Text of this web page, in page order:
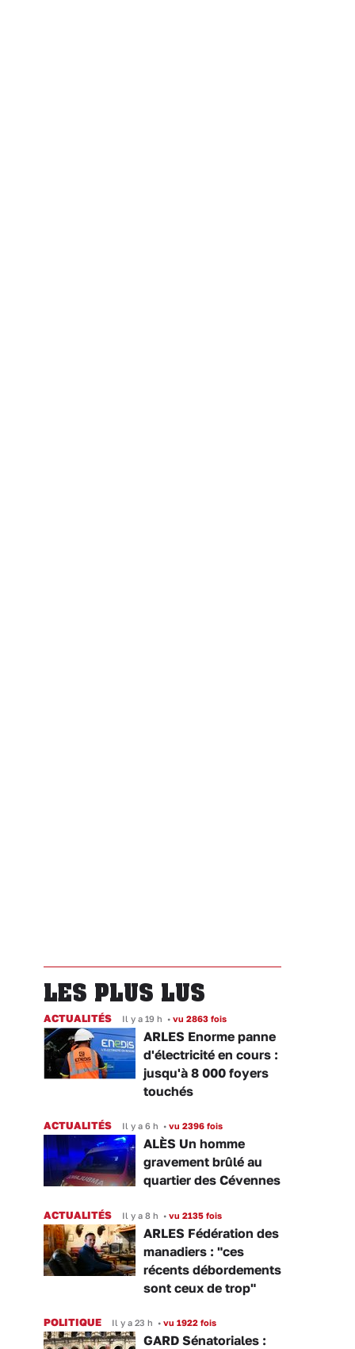
LES PLUS LUS
ACTUALITÉS Il y a 19 h • vu 2863 fois
ARLES Enorme panne
d'électricité en cours :
jusqu'à 8 000 foyers
touchés
ACTUALITÉS Il y a 6 h • vu 2396 fois
ALÈS Un homme
gravement brûlé au
quartier des Cévennes
ACTUALITÉS Il y a 8 h • vu 2135 fois
ARLES Fédération des
manadiers : "ces
récents débordements
sont ceux de trop"
POLITIQUE Il y a 23 h • vu 1922 fois
GARD Sénatoriales :